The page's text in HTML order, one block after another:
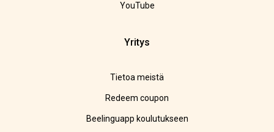
YouTube
Yritys
Tietoa meistä
Redeem coupon
Beelinguapp koulutukseen